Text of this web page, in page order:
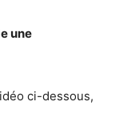
une
ci-dessous,